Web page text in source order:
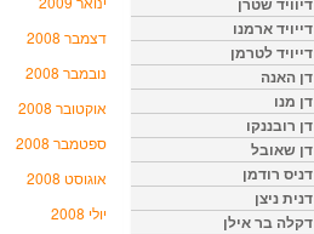
דצמבר 2008
נובמבר 2008
אוקטובר 2008
ספטמבר 2008
אוגוסט 2008
יולי 2008
דייויד ארמנו
דייויד לטרמן
דן האנה
דן מנו
דן רובננקו
דן שאובל
דניס רודמן
דנית ניצן
דקלה בר אילן